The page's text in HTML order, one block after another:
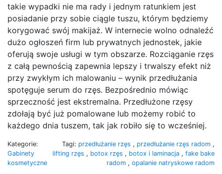
takie wypadki nie ma rady i jednym ratunkiem jest
posiadanie przy sobie ciągle tuszu, którym będziemy
korygować swój makijaż. W internecie wolno odnaleźć
dużo ogłoszeń firm lub prywatnych jednostek, jakie
oferują swoje usługi w tym obszarze. Rozciąganie rzęs
z całą pewnością zapewnia lepszy i trwalszy efekt niż
przy zwykłym ich malowaniu – wynik przedłużania
spotęguje serum do rzęs. Bezpośrednio mówiąc
sprzeczność jest ekstremalna. Przedłużone rzęsy
zdołają być już pomalowane lub możemy robić to
każdego dnia tuszem, tak jak robiło się to wcześniej.
Kategorie:
Gabinety
kosmetyczne
Tagi: przedłużanie rzęs , przedłużanie rzęs radom ,
lifting rzęs , botox rzęs , botox i laminacja , fake bake
radom , opalanie natryskowe radom